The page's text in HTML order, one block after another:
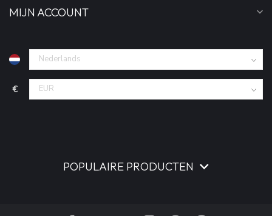
MIJN ACCOUNT
€
POPULAIRE PRODUCTEN